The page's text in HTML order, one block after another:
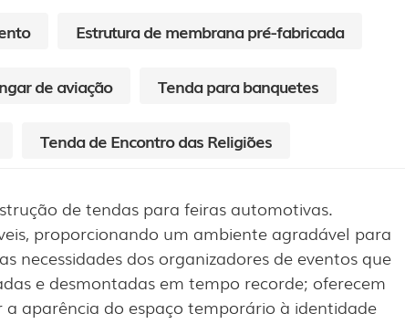
Estrutura de membrana pré-fabricada
de aviação Tenda para banquetes
Tenda de Encontro das Religiões
de tendas para feiras automotivas.
proporcionando um ambiente agradável para
necessidades dos organizadores de eventos que
e desmontadas em tempo recorde; oferecem
aparência do espaço temporário à identidade